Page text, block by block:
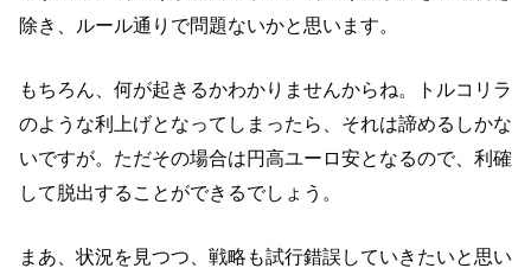
除き、ルール通りで問題ないかと思います。
もちろん、何が起きるかわかりませんからね。トルコリラ
のような利上げとなってしまったら、それは諦めるしかな
いですが。ただその場合は円高ユーロ安となるので、利確
して脱出することができるでしょう。
まあ、状況を見つつ、戦略も試行錯誤していきたいと思い